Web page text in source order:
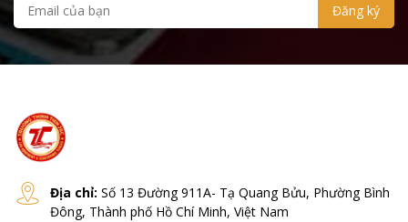
Địa chỉ: Số 13 Đường 911A- Tạ Quang Bửu, Phường Bình
Đông, Thành phố Hồ Chí Minh, Việt Nam